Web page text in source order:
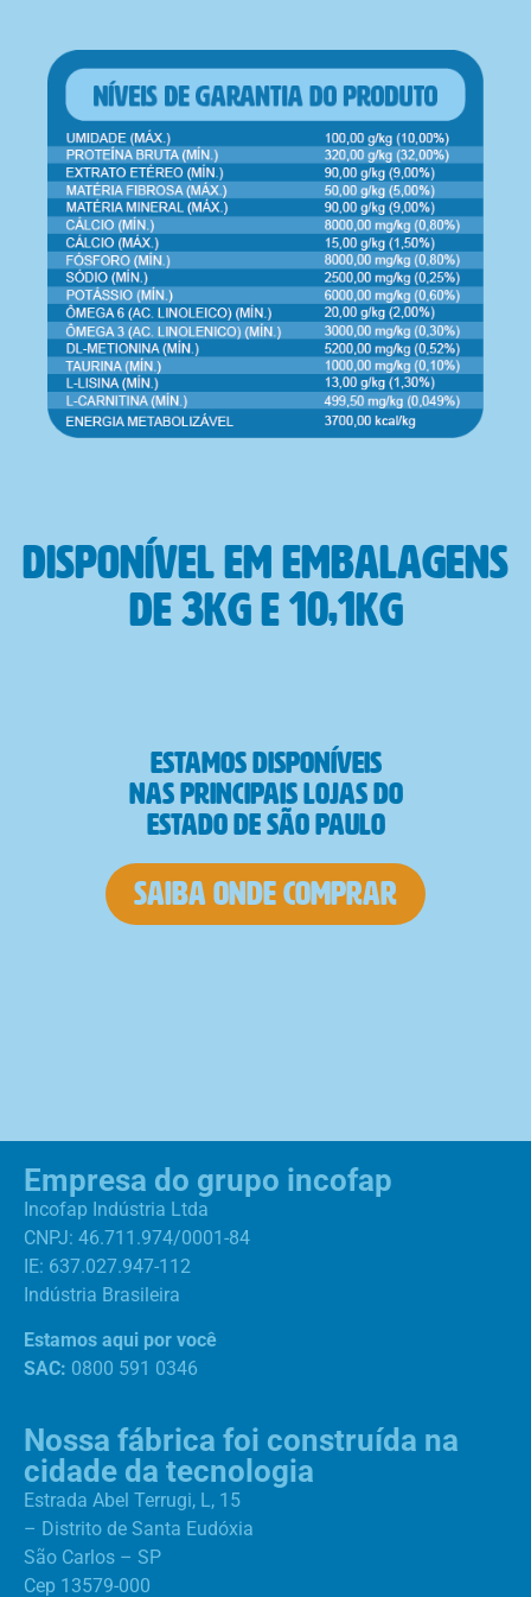
disponível em embalagens
de 3kg e 10,1kg
Estamos disponíveis
nas principais lojas do
Estado de São Paulo
saiba onde comprar
Empresa do grupo incofap
Incofap Indústria Ltda
CNPJ: 46.711.974/0001-84
IE: 637.027.947-112
Indústria Brasileira
Estamos aqui por você
SAC: 0800 591 0346
Nossa fábrica foi construída na
cidade da tecnologia
Estrada Abel Terrugi, L, 15
– Distrito de Santa Eudóxia
São Carlos – SP
Cep 13579-000